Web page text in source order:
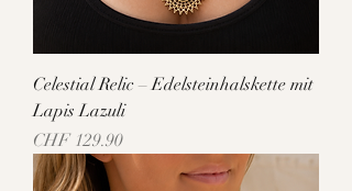
Celestial Relic – Edelsteinhalskette mit
Lapis Lazuli
Preis
CHF 129.90